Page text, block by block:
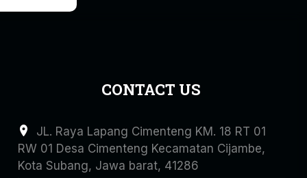
CONTACT US
JL. Raya Lapang Cimenteng KM. 18 RT 01
RW 01 Desa Cimenteng Kecamatan Cijambe,
Kota Subang, Jawa barat, 41286